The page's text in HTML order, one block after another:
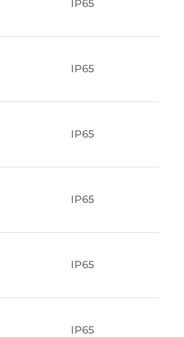
IP65
IP65
IP65
IP65
IP65
IP65